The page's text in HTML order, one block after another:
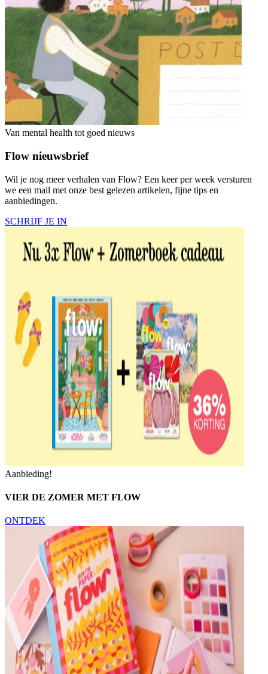
Van mental health tot goed nieuws
Flow nieuwsbrief
Wil je nog meer verhalen van Flow? Een keer per week versturen
we een mail met onze best gelezen artikelen, fijne tips en
aanbiedingen.
SCHRIJF JE IN
Aanbieding!
VIER DE ZOMER MET FLOW
ONTDEK